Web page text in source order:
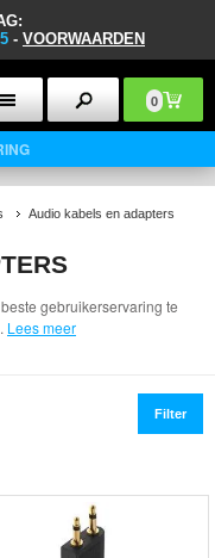
- VOORWAARDEN
0
Audio kabels en adapters
gebruikerservaring te
Lees meer
Filter